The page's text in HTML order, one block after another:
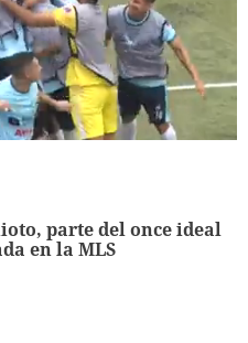
parte del once ideal
en la MLS